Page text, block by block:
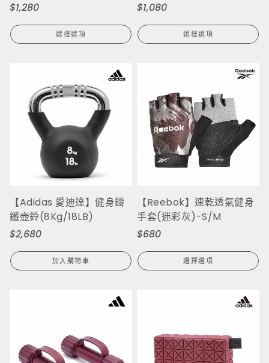
定
價
$1,280
選擇選項
定
價
$1,080
選擇選項
【Adidas 愛迪達】健身鑄
鐵壺鈴(8Kg/18LB)
定
價
$2,680
加入購物車
【Reebok】速乾透氣健身
手套(迷彩灰)-S/M
定
價
$680
選擇選項